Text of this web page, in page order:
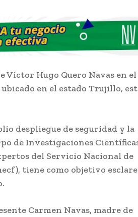
Víctor Hugo Quero Navas en el
en el estado Trujillo,
despliegue de seguridad y la
de Investigaciones
del Servicio Nacional de
tiene como objetivo
Carmen Navas, madre de